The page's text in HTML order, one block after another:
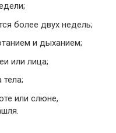
более двух недель;
и дыханием;
или лица;
или слюне,